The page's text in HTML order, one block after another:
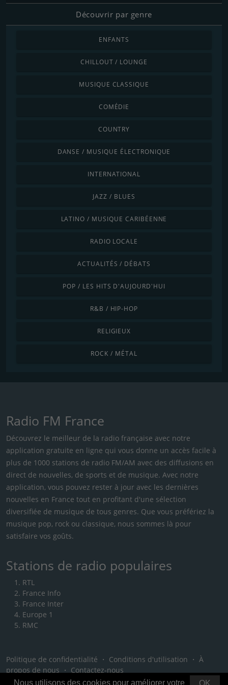
Découvrir par genre
ENFANTS
CHILLOUT / LOUNGE
MUSIQUE CLASSIQUE
COMÉDIE
COUNTRY
DANSE / MUSIQUE ÉLECTRONIQUE
INTERNATIONAL
JAZZ / BLUES
LATINO / MUSIQUE CARIBÉENNE
RADIO LOCALE
ACTUALITÉS / DÉBATS
POP / LES HITS D'AUJOURD'HUI
R&B / HIP-HOP
RELIGIEUX
ROCK / MÉTAL
Radio FM France
Découvrez le meilleur de la radio française avec notre
application gratuite en ligne qui vous donne un accès facile à
plus de 1000 stations de radio FM/AM avec des diffusions en
direct de nouvelles, de sports et de musique. Avec notre
application, vous pouvez rester à jour avec les dernières
nouvelles en France tout en profitant d'une sélection
diversifiée de musique de tous genres. Que vous préfériez la
musique pop, rock ou classique, nous sommes là pour
satisfaire vos goûts.
Stations de radio populaires
RTL
France Info
France Inter
Europe 1
RMC
Politique de confidentialité ・ Conditions d'utilisation ・ À
propos de nous ・ Contactez-nous
OK
Nous utilisons des cookies pour améliorer votre